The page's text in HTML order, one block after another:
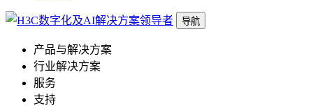
导航
产品与解决方案
行业解决方案
服务
支持